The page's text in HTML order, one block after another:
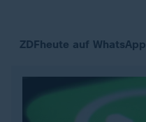
ZDFheute auf WhatsApp